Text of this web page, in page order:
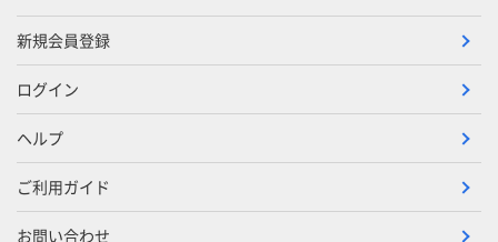
新規会員登録
ログイン
ヘルプ
ご利用ガイド
お問い合わせ